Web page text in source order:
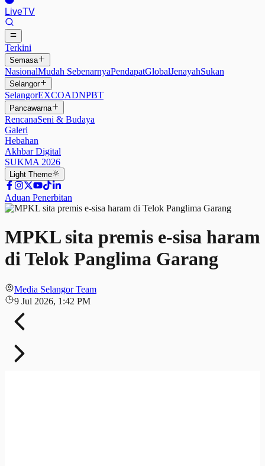
LiveTV
Terkini
Semasa
NasionalMudah SebenarnyaPendapatGlobalJenayahSukan
Selangor
SelangorEXCOADNPBT
Pancawarna
RencanaSeni & Budaya
Galeri
Hebahan
Akhbar Digital
SUKMA 2026
Light Theme
Aduan Penerbitan
MPKL sita premis e-sisa haram
di Telok Panglima Garang
Media Selangor Team
9 Jul 2026, 1:42 PM